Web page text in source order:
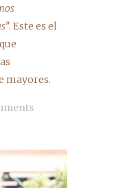
. Este es el
mayores.